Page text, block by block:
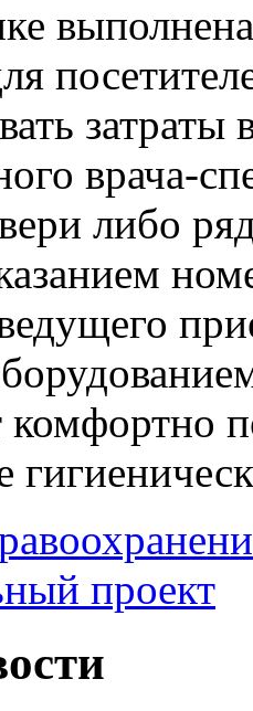
затраты
врача-
либо
комфортно
проект